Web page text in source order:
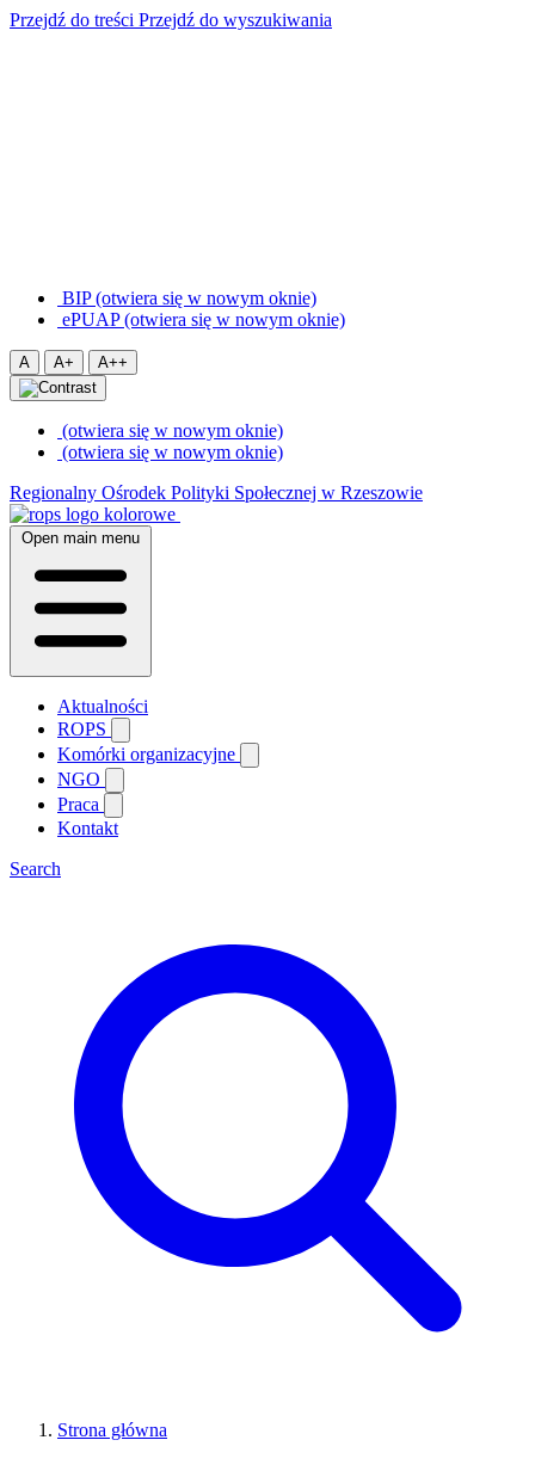
Przejdź do treści Przejdź do wyszukiwania
BIP (otwiera się w nowym oknie)
ePUAP (otwiera się w nowym oknie)
A A+ A++
(otwiera się w nowym oknie)
(otwiera się w nowym oknie)
Regionalny Ośrodek Polityki Społecznej w Rzeszowie
Open main menu
Aktualności
ROPS
Komórki organizacyjne
NGO
Praca
Kontakt
Search
Strona główna